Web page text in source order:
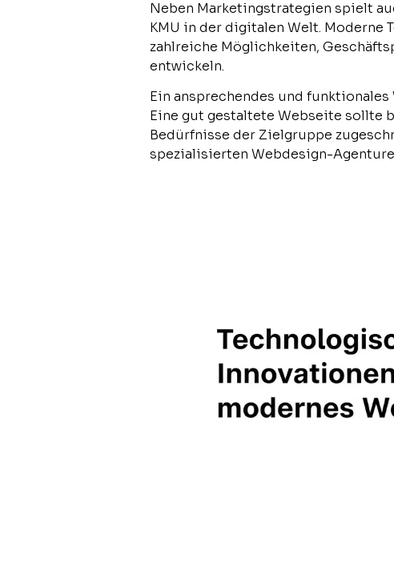
Neben Marketingstrategien spielt
KMU in der digitalen Welt. Moderne
zahlreiche Möglichkeiten,
entwickeln.
Ein ansprechendes und
Eine gut gestaltete Webseite sollte
Bedürfnisse der Zielgruppe
spezialisierten Webdesign-